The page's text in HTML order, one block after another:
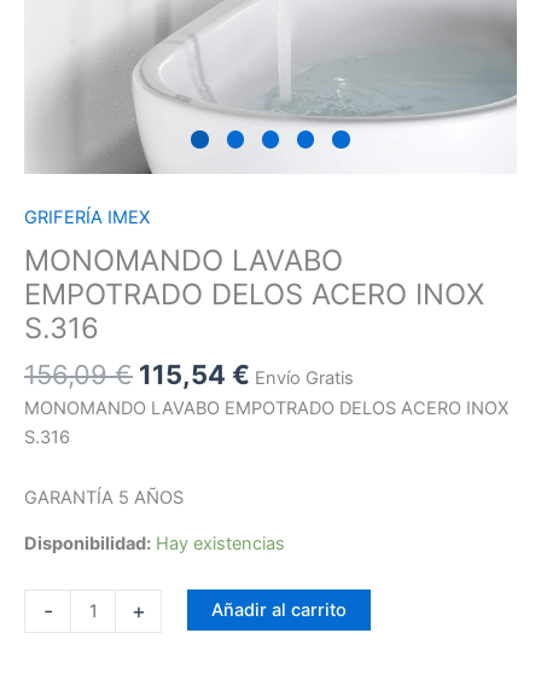
GRIFERÍA IMEX
MONOMANDO LAVABO
EMPOTRADO DELOS ACERO INOX
S.316
156,09€ 115,54 € Envío Gratis
MONOMANDO LAVABO EMPOTRADO DELOS ACERO INOX
S.316
GARANTÍA 5 AÑOS
Disponibilidad: Hay existencias
- + Añadir al carrito